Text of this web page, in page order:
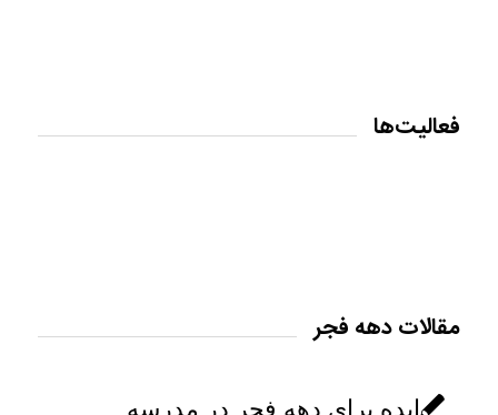
فعالیت‌ها
مقالات دهه فجر
ایده برای دهه فجر در مدرسه